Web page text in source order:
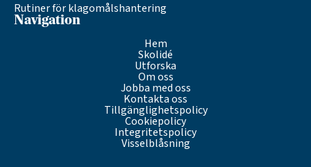
Rutiner för klagomålshantering
Navigation
Hem
Skolidé
Utforska
Om oss
Jobba med oss
Kontakta oss
Tillgänglighetspolicy
Cookiepolicy
Integritetspolicy
Visselblåsning